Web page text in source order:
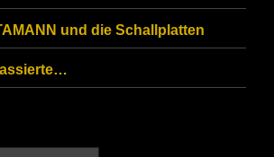
und die Schallplatten